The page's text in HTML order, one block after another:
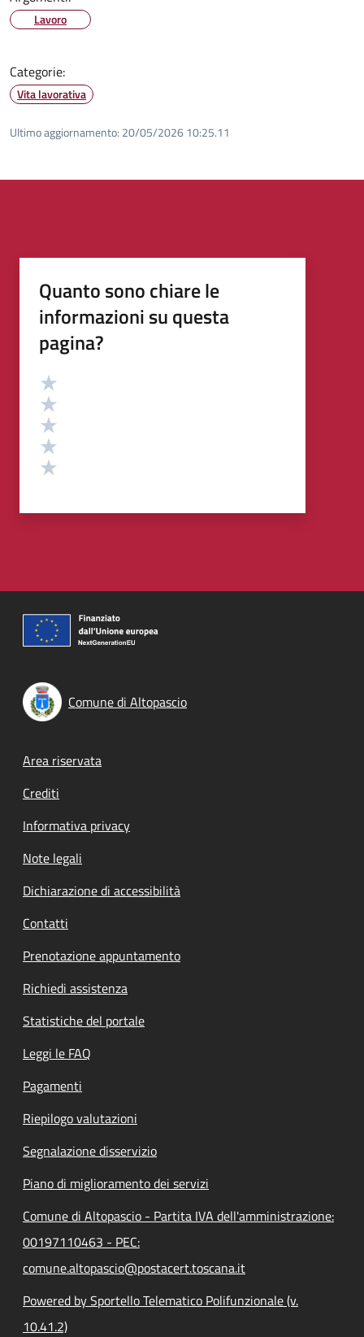
Lavoro
Categorie:
Vita lavorativa
Ultimo aggiornamento: 20/05/2026 10:25.11
Quanto sono chiare le
informazioni su questa
pagina?
Valutazione
Comune di Altopascio
Footer menu
Area riservata
Crediti
Informativa privacy
Note legali
Dichiarazione di accessibilità
Contatti
Prenotazione appuntamento
Richiedi assistenza
Statistiche del portale
Leggi le FAQ
Pagamenti
Riepilogo valutazioni
Segnalazione disservizio
Piano di miglioramento dei servizi
Comune di Altopascio - Partita IVA dell'amministrazione:
00197110463 - PEC:
comune.altopascio@postacert.toscana.it
Powered by Sportello Telematico Polifunzionale (v.
10.41.2)